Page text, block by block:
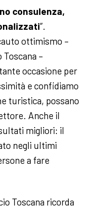
consulenza,
”.
ottimismo –
–
occasione per
e confidiamo
turistica, possano
Anche il
migliori: il
negli ultimi
a fare
Toscana ricorda